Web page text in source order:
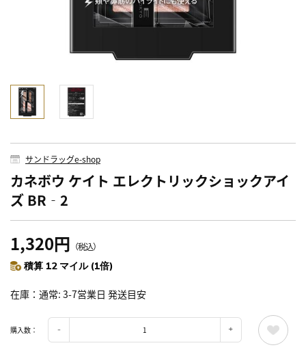
サンドラッグe-shop
カネボウ ケイト エレクトリックショックアイ
ズ BR‐2
1,320円 （税込）
積算 12 マイル (1倍)
在庫 通常: 3-7営業日 発送目安
購入数：